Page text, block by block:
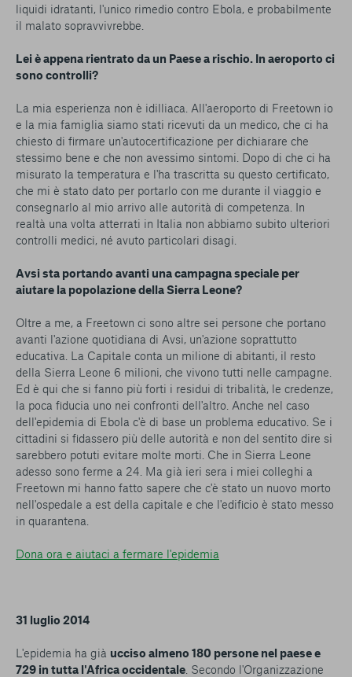
liquidi idratanti, l'unico rimedio contro Ebola, e probabilmente
il malato sopravvivrebbe.
Lei è appena rientrato da un Paese a rischio. In aeroporto ci
sono controlli?
La mia esperienza non è idilliaca. All'aeroporto di Freetown io
e la mia famiglia siamo stati ricevuti da un medico, che ci ha
chiesto di firmare un'autocertificazione per dichiarare che
stessimo bene e che non avessimo sintomi. Dopo di che ci ha
misurato la temperatura e l'ha trascritta su questo certificato,
che mi è stato dato per portarlo con me durante il viaggio e
consegnarlo al mio arrivo alle autorità di competenza. In
realtà una volta atterrati in Italia non abbiamo subito ulteriori
controlli medici, né avuto particolari disagi.
Avsi sta portando avanti una campagna speciale per
aiutare la popolazione della Sierra Leone?
Oltre a me, a Freetown ci sono altre sei persone che portano
avanti l'azione quotidiana di Avsi, un'azione soprattutto
educativa. La Capitale conta un milione di abitanti, il resto
della Sierra Leone 6 milioni, che vivono tutti nelle campagne.
Ed è qui che si fanno più forti i residui di tribalità, le credenze,
la poca fiducia uno nei confronti dell'altro. Anche nel caso
dell'epidemia di Ebola c'è di base un problema educativo. Se i
cittadini si fidassero più delle autorità e non del sentito dire si
sarebbero potuti evitare molte morti. Che in Sierra Leone
adesso sono ferme a 24. Ma già ieri sera i miei colleghi a
Freetown mi hanno fatto sapere che c'è stato un nuovo morto
nell'ospedale a est della capitale e che l'edificio è stato messo
in quarantena.
Dona ora e aiutaci a fermare l'epidemia
31 luglio 2014
L'epidemia ha già ucciso almeno 180 persone nel paese e
729 in tutta l'Africa occidentale . Secondo l'Organizzazione